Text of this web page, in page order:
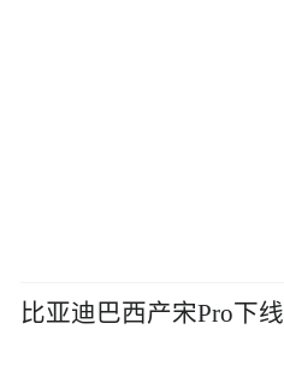
比亚迪巴西产宋Pro下线